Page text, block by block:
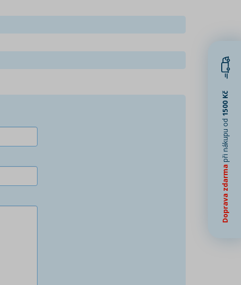
Doprava zdarma
při nákupu od
1500 Kč